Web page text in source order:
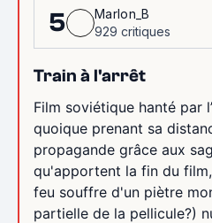
5
Marlon_B
929 critiques
Train à l'arrêt
Film soviétique hanté par
quoique prenant sa
propagande grâce aux
qu'apportent la fin du
feu souffre d'un piètre
partielle de la pellicule?)